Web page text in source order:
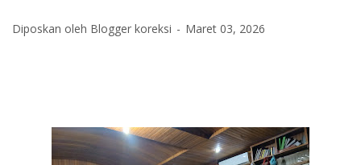
Diposkan oleh Blogger koreksi Maret 03, 2026